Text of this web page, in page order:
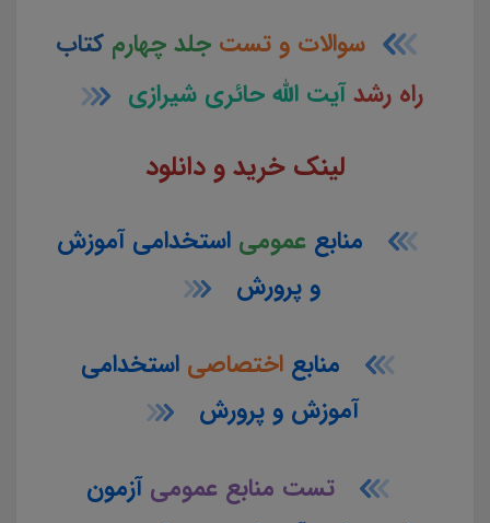
سوالات و تست جلد چهارم کتاب
راه رشدآیت الله حائری شیرازی
لینک خرید و دانلود
منابع عمومی استخدامی آموزش
و پرورش
منابعاختصاصیاستخدامی
آموزش و پرورش
تست منابع عمومی آزمون